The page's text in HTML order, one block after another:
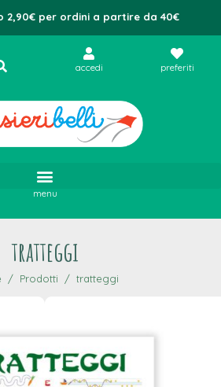
2,90€ per ordini a partire da 40€
accedi preferiti
menu
tratteggi
Prodotti tratteggi